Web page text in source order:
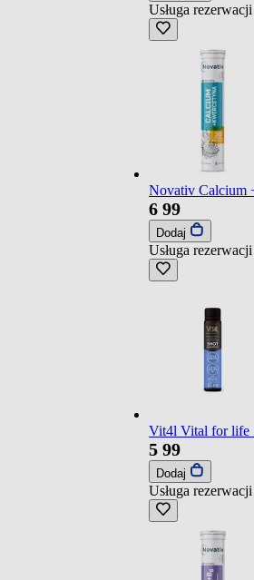
Usługa
Novativ Calcium
6 99
Dodaj
Usługa
Vit4l Vital for life
5 99
Dodaj
Usługa